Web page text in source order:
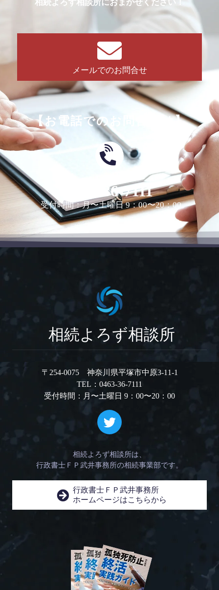
相続よろず相談所におまかせください！
メールでのお問合せ
【お電話でのお問合せは】
0463-36-7111
受付時間：月〜土曜日 9：00〜20：00
相続よろず相談所
〒254-0075 神奈川県平塚市中原3-11-1
TEL：0463-36-7111
受付時間：月〜土曜日 9：00〜20：00
相続よろず相談所は、
行政書士ＦＰ武井事務所の相続事業部です。
行政書士ＦＰ武井事務所
ホームページはこちらから